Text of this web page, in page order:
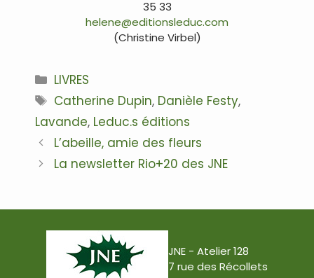
35 33
helene@editionsleduc.com
(Christine Virbel)
Catégories
LIVRES
Étiquettes
Catherine Dupin, Danièle Festy,
Lavande, Leduc.s éditions
Navigation
des
L’abeille, amie des fleurs
La newsletter Rio+20 des JNE
JNE - Atelier 128
7 rue des Récollets